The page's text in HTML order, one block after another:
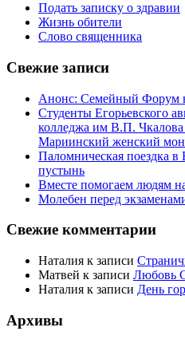
Подать записку о здравии
Жизнь обители
Слово священника
Свежие записи
Анонс: Семейный Форум
Студенты Егорьевского
колледжа им В.П.
Мариинский женский
Паломническая поездка
пустынь
Вместе помогаем людям
Молебен перед
Свежие комментарии
Наталия к записи
Матвей к записи Любовь
Наталия к записи День
Архивы